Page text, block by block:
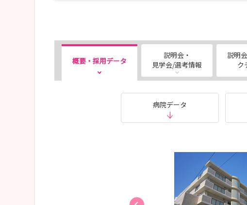
10/24（土）9：00～12：00
12/19（土）9：00～12：00
＊平日も随時受け付けておりますので、ご相談ください。
当日の参加人数により上記のうち２種類を実施いたします。
作文やグループディスカッションに関しては事前準備が必
これまでの実習内容や、看護師として何をしたいか。な
概要・採用データ
説明会・
見学会/選考情報
説明
ク
病院データ